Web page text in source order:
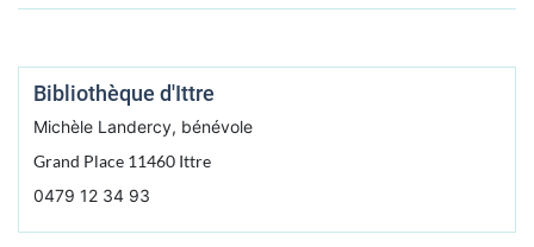
Bibliothèque d'Ittre
Michèle Landercy, bénévole
Grand Place 11460 Ittre
0479 12 34 93